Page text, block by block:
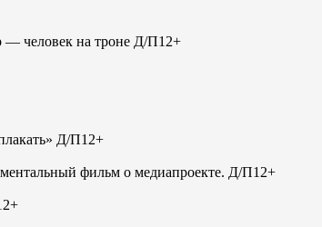
— человек на троне Д/П12+
Д/П12+
фильм о медиапроекте. Д/П12+